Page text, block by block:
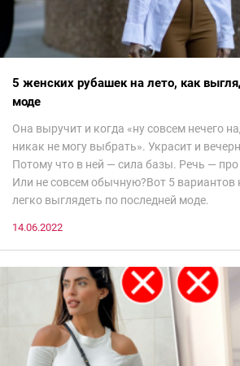
5 женских рубашек на лето, как
моде
Она выручит и когда «ну совсем нечего
никак не могу выбрать». Украсит и
Потому что в ней — сила базы. Речь —
Или не совсем обычную?Вот 5 вариантов
легко выглядеть по последней моде.
14.06.2022